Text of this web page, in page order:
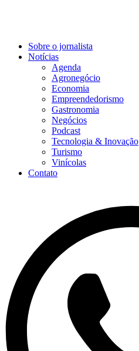
Sobre o jornalista
Notícias
Agenda
Agronegócio
Economia
Empreendedorismo
Gastronomia
Negócios
Podcast
Tecnologia & Inovação
Turismo
Vinícolas
Contato